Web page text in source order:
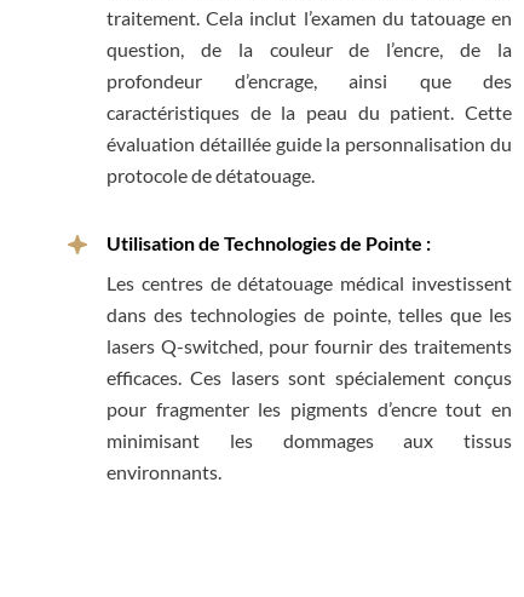
traitement. Cela inclut l’examen du tatouage en
question, de la couleur de l’encre, de la
profondeur d’encrage, ainsi que des
caractéristiques de la peau du patient. Cette
évaluation détaillée guide la personnalisation du
protocole de détatouage.
Utilisation de Technologies de Pointe :
Les centres de détatouage médical investissent
dans des technologies de pointe, telles que les
lasers Q-switched, pour fournir des traitements
efficaces. Ces lasers sont spécialement conçus
pour fragmenter les pigments d’encre tout en
minimisant les dommages aux tissus
environnants.